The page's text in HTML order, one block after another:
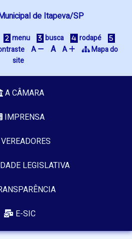
de Itapeva/SP
menu busca
rodapé
A A A
Mapa do
site
A CÂMARA
IMPRENSA
LEGISLATIVA
E-SIC